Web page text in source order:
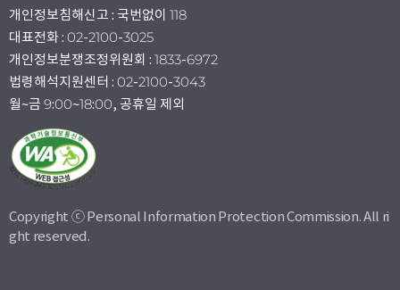
개인정보침해신고 : 국번없이 118
대표전화 : 02-2100-3025
개인정보분쟁조정위원회 : 1833-6972
법령해석지원센터 : 02-2100-3043
월~금 9:00~18:00, 공휴일 제외
Copyright ⓒ Personal Information Protection Commission. All ri
ght reserved.